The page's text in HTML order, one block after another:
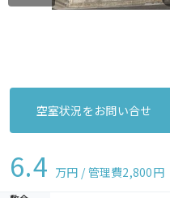
空室状況をお問い合せ
6.4 万円 / 管理費2,800円